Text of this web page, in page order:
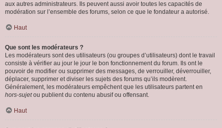
aux autres administrateurs. Ils peuvent aussi avoir toutes les capacités de
modération sur l’ensemble des forums, selon ce que le fondateur a autorisé.
Haut
Que sont les modérateurs ?
Les modérateurs sont des utilisateurs (ou groupes d’utilisateurs) dont le travail
consiste à vérifier au jour le jour le bon fonctionnement du forum. Ils ont le
pouvoir de modifier ou supprimer des messages, de verrouiller, déverrouiller,
déplacer, supprimer et diviser les sujets des forums qu’ils modèrent.
Généralement, les modérateurs empêchent que les utilisateurs partent en
hors-sujetou publient du contenu abusif ou offensant.
Haut